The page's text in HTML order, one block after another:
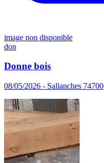
image non disponible
don
Donne bois
08/05/2026 - Sallanches 74700